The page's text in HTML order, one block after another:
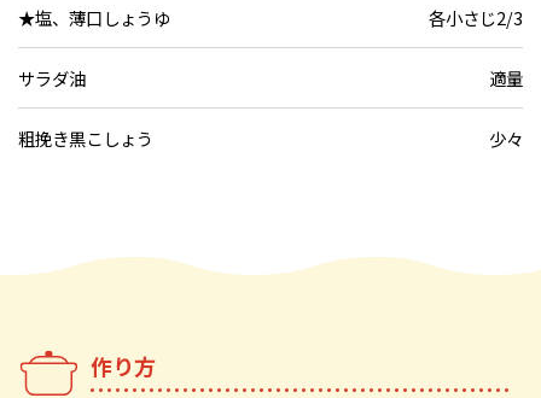
★塩、薄口しょうゆ 各小さじ2/3
サラダ油 適量
粗挽き黒こしょう 少々
作り方